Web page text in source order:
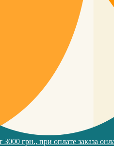
3000 грн., при оплате заказа